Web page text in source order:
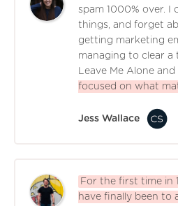
spam 1000% over. I
things, and forget
getting marketing
managing to clear
Leave Me Alone and
focused on what
Jess Wallace
For the first time in
have finally been to